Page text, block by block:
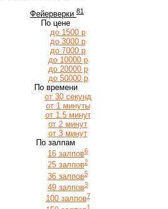
Фейерверки 81
По цене
до 1500 р
до 3000 р
до 7000 р
до 10000 р
до 20000 р
до 50000 р
По времени
от 30 секунд
от 1 минуты
от 1.5 минут
от 2 минут
от 3 минут
По залпам
16 залпов6
25 залпов2
36 залпов5
49 залпов3
100 залпов7
1